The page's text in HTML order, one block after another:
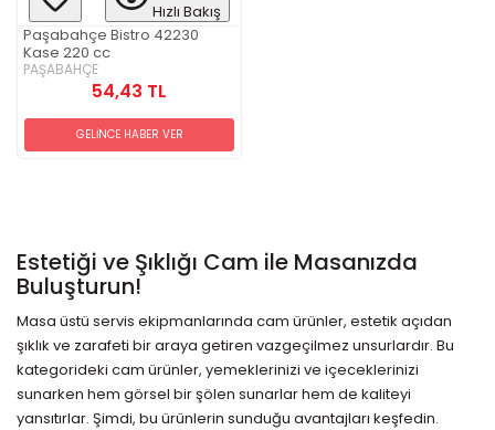
Hızlı Bakış
Paşabahçe Bistro 42230
Kase 220 cc
PAŞABAHÇE
54,43 TL
GELİNCE HABER VER
Estetiği ve Şıklığı Cam ile Masanızda
Buluşturun!
Masa üstü servis ekipmanlarında cam ürünler, estetik açıdan
şıklık ve zarafeti bir araya getiren vazgeçilmez unsurlardır. Bu
kategorideki cam ürünler, yemeklerinizi ve içeceklerinizi
sunarken hem görsel bir şölen sunarlar hem de kaliteyi
yansıtırlar. Şimdi, bu ürünlerin sunduğu avantajları keşfedin.